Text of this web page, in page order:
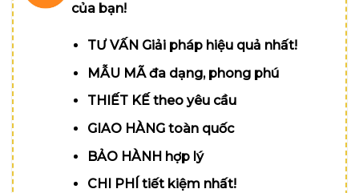
của bạn!
TƯ VẤN Giải pháp hiệu quả nhất!
MẪU MÃ đa dạng, phong phú
THIẾT KẾ theo yêu cầu
GIAO HÀNG toàn quốc
BẢO HÀNH hợp lý
CHI PHÍ tiết kiệm nhất!